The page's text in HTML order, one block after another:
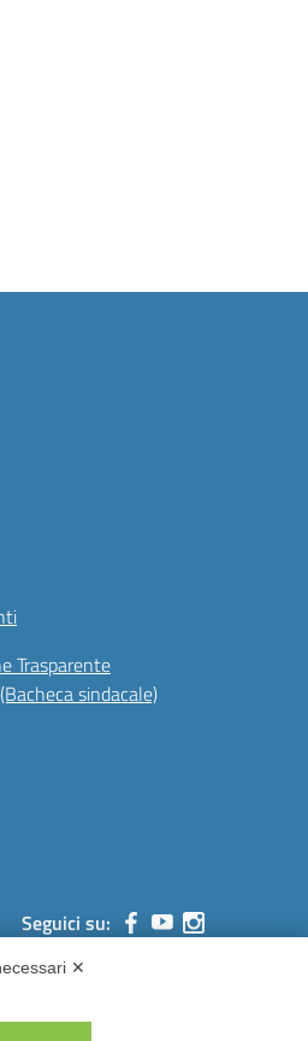
Trasparente
sindacale)
Seguici su:
✕